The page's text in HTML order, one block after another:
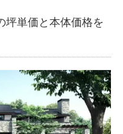
坪単価と本体価格を